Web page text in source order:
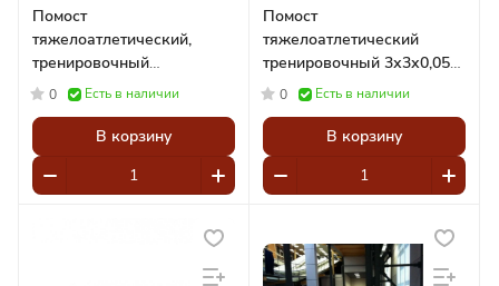
Помост
тяжелоатлетический,
тренировочный
400x400x10 см,
Pioner A12124
0 Есть в наличии
В корзину
Помост
тяжелоатлетический
тренировочный 3х3х0,05м
Pioner A12155
0 Есть в наличии
В корзину